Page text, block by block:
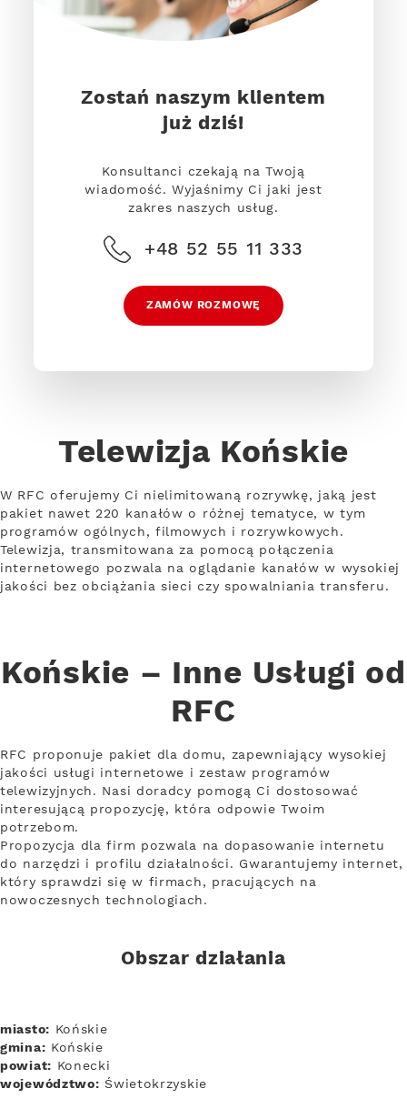
Zostań naszym klientem
już dziś!
Konsultanci czekają na Twoją
wiadomość. Wyjaśnimy Ci jaki jest
zakres naszych usług.
+48 52 55 11 333
ZAMÓW ROZMOWĘ
Telewizja Końskie
W RFC oferujemy Ci nielimitowaną rozrywkę, jaką jest
pakiet nawet 220 kanałów o różnej tematyce, w tym
programów ogólnych, filmowych i rozrywkowych.
Telewizja, transmitowana za pomocą połączenia
internetowego pozwala na oglądanie kanałów w wysokiej
jakości bez obciążania sieci czy spowalniania transferu.
Końskie – Inne Usługi od
RFC
RFC proponuje pakiet dla domu, zapewniający wysokiej
jakości usługi internetowe i zestaw programów
telewizyjnych. Nasi doradcy pomogą Ci dostosować
interesującą propozycję, która odpowie Twoim
potrzebom.
Propozycja dla firm pozwala na dopasowanie internetu
do narzędzi i profilu działalności. Gwarantujemy internet,
który sprawdzi się w firmach, pracujących na
nowoczesnych technologiach.
Obszar działania
miasto: Końskie
gmina: Końskie
powiat: Konecki
województwo: Świetokrzyskie